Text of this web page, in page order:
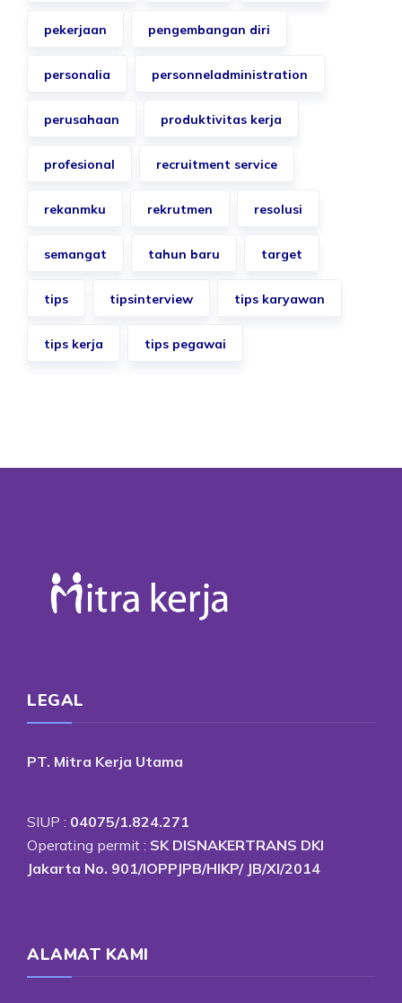
pekerjaan pengembangan diri
personalia personneladministration
perusahaan produktivitas kerja
profesional recruitment service
rekanmku rekrutmen resolusi
semangat tahun baru target
tips tipsinterview tips karyawan
tips kerja tips pegawai
LEGAL
PT. Mitra Kerja Utama
SIUP : 04075/1.824.271
Operating permit : SK DISNAKERTRANS DKI
Jakarta No. 901/IOPPJPB/HIKP/ JB/XI/2014
ALAMAT KAMI